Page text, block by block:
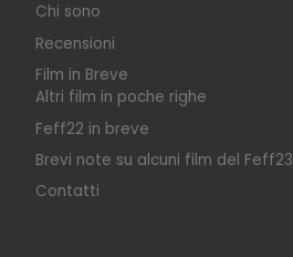
Chi sono
Recensioni
Film in Breve
Altri film in poche righe
Feff22 in breve
Brevi note su alcuni film del Feff23
Contatti